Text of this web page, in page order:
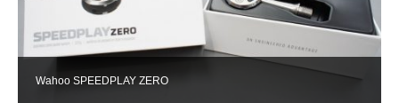
Wahoo SPEEDPLAY ZERO